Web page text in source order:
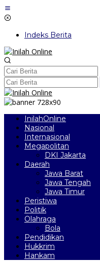
Lewati
ke
Indeks Berita
InilahOnline
Nasional
Internasional
Megapolitan
DKI Jakarta
Daerah
Jawa Barat
Jawa Tengah
Jawa Timur
Peristiwa
Politik
Olahraga
Bola
Pendidikan
Hukkrim
Hankam